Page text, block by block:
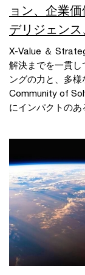
ョン、企業
デリジェンス
X-Value ＆
解決までを一貫し
ングの力と、多様
Community of
にインパクトのあ